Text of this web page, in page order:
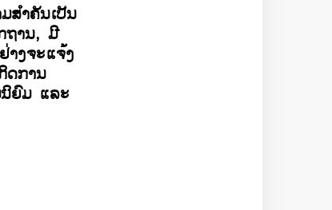
ສຳຄັນເປັນ
ຖານ, ມີ
ງຈະແຈ້ງ
ດການ
ຍົມ ແລະ